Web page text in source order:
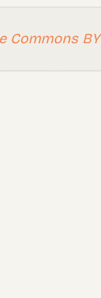
Commons BY